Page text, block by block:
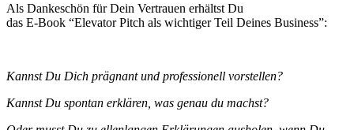
Als Dankeschön für Dein Vertrauen erhältst Du
das E-Book “Elevator Pitch als wichtiger Teil Deines Business”:
Kannst Du Dich prägnant und professionell vorstellen?
Kannst Du spontan erklären, was genau du machst?